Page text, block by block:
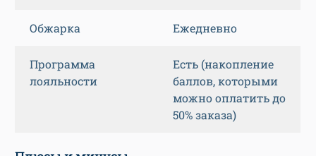
Обжарка Ежедневно
Программа
лояльности
Есть (накопление
баллов, которыми
можно оплатить до
50% заказа)